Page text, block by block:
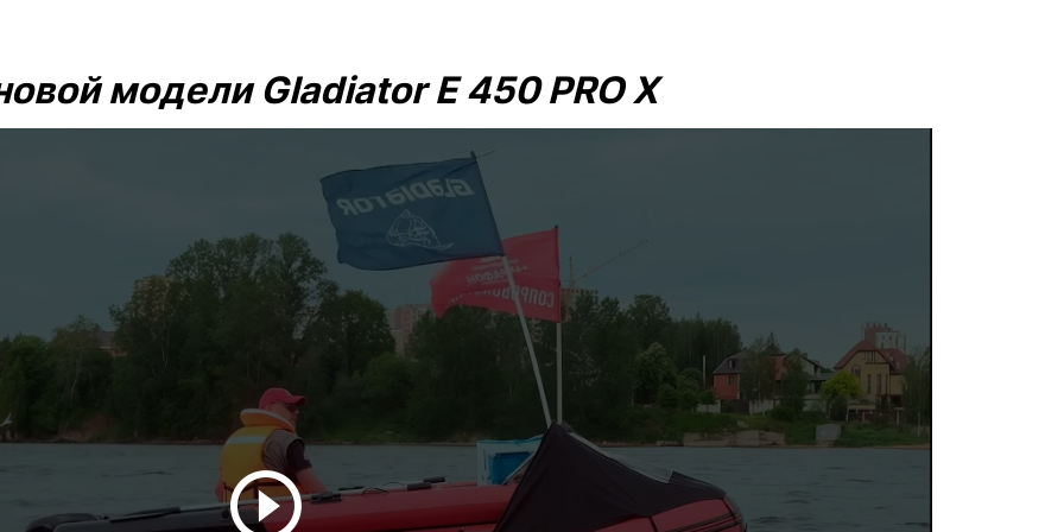
модели Gladiator E 450 PRO X